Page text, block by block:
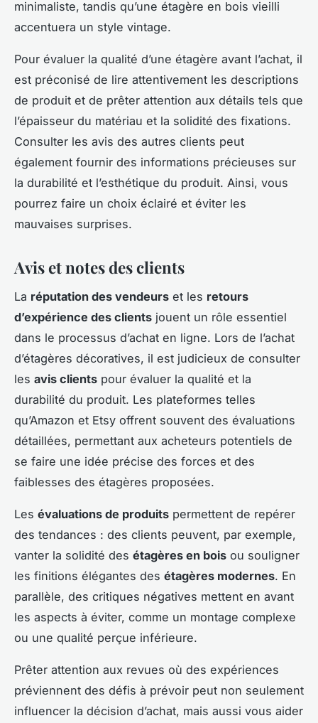
minimaliste, tandis qu’une étagère en bois vieilli
accentuera un style vintage.
Pour évaluer la qualité d’une étagère avant l’achat, il
est préconisé de lire attentivement les descriptions
de produit et de prêter attention aux détails tels que
l’épaisseur du matériau et la solidité des fixations.
Consulter les avis des autres clients peut
également fournir des informations précieuses sur
la durabilité et l’esthétique du produit. Ainsi, vous
pourrez faire un choix éclairé et éviter les
mauvaises surprises.
Avis et notes des clients
La réputation des vendeurs et les retours
d’expérience des clients jouent un rôle essentiel
dans le processus d’achat en ligne. Lors de l’achat
d’étagères décoratives, il est judicieux de consulter
les avis clients pour évaluer la qualité et la
durabilité du produit. Les plateformes telles
qu’Amazon et Etsy offrent souvent des évaluations
détaillées, permettant aux acheteurs potentiels de
se faire une idée précise des forces et des
faiblesses des étagères proposées.
Les évaluations de produits permettent de repérer
des tendances : des clients peuvent, par exemple,
vanter la solidité des étagères en bois ou souligner
les finitions élégantes des étagères modernes. En
parallèle, des critiques négatives mettent en avant
les aspects à éviter, comme un montage complexe
ou une qualité perçue inférieure.
Prêter attention aux revues où des expériences
préviennent des défis à prévoir peut non seulement
influencer la décision d’achat, mais aussi vous aider